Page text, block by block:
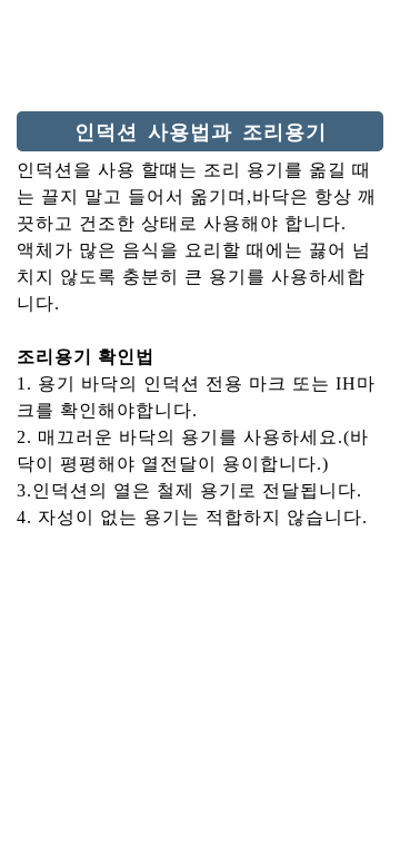
인덕션 사용법과 조리용기
인덕션을 사용 할떄는 조리 용기를 옮길 때
는 끌지 말고 들어서 옮기며,바닥은 항상 깨
끗하고 건조한 상태로 사용해야 합니다.
액체가 많은 음식을 요리할 때에는 끓어 넘
치지 않도록 충분히 큰 용기를 사용하세합
니다.
조리용기 확인법
1. 용기 바닥의 인덕션 전용 마크 또는 IH마
크를 확인해야합니다.
2. 매끄러운 바닥의 용기를 사용하세요.(바
닥이 평평해야 열전달이 용이합니다.)
3.인덕션의 열은 철제 용기로 전달됩니다.
4. 자성이 없는 용기는 적합하지 않습니다.